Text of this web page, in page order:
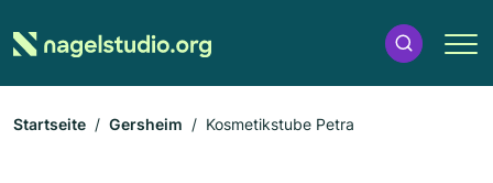
Startseite Gersheim Kosmetikstube Petra